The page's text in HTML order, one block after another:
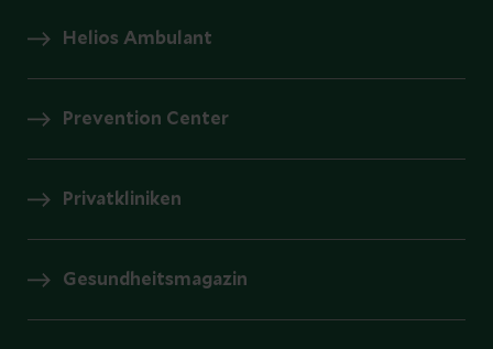
Helios Ambulant
Prevention Center
Privatkliniken
Gesundheitsmagazin